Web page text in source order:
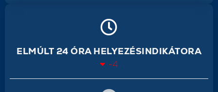
ELMÚLT 24 ÓRA HELYEZÉSINDIKÁTORA
-4